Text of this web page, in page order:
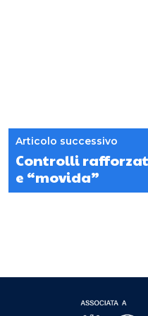
Articolo successivo
Controlli
e “movida”